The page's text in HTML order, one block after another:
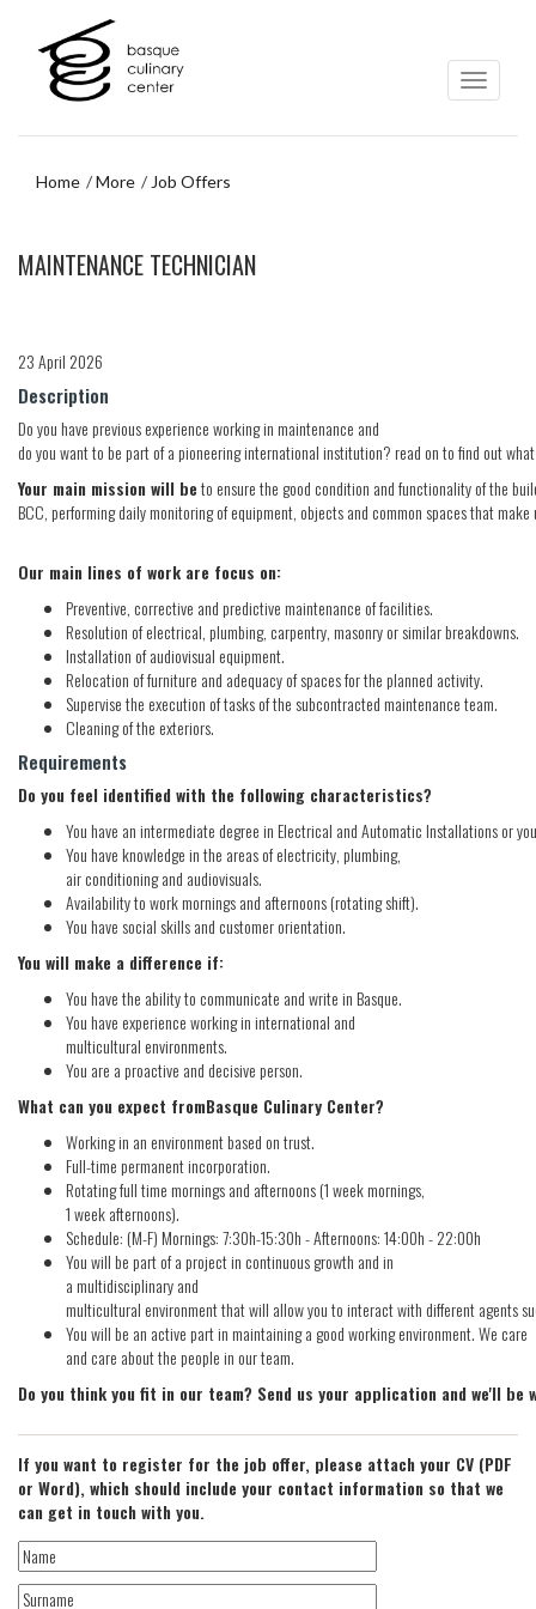
navigation
Home More Job Offers
MAINTENANCE TECHNICIAN
23 April 2026
Description
Do you have previous experience working in maintenance and
do you want to be part of a pioneering international institution? read on to find out
Your main mission will beto ensure the good condition and functionality of the
BCC, performing daily monitoring of equipment, objects and common spaces that
Our main lines of work are focus on:
Preventive, corrective and predictive maintenance of facilities.
Resolution of electrical, plumbing, carpentry, masonry or similar breakdowns.
Installation of audiovisual equipment.
Relocation of furniture and adequacy of spaces for the planned activity.
Supervise the execution of tasks of the subcontracted maintenance team.
Cleaning of the exteriors.
Requirements
Do you feel identified with the following characteristics?
You have an intermediate degree in Electrical and Automatic Installations or
You have knowledge in the areas of electricity, plumbing,
air conditioning and audiovisuals.
Availability to work mornings and afternoons (rotating shift).
You have social skills and customer orientation.
You will make a difference if:
You have the ability to communicate and write in Basque.
You have experience working in international and
multicultural environments.
You are a proactive and decisive person.
What can you expect fromBasque Culinary Center?
Working in an environment based on trust.
Full-time permanent incorporation.
Rotating full time mornings and afternoons (1 week mornings,
1 week afternoons).
Schedule: (M-F) Mornings: 7:30h-15:30h - Afternoons: 14:00h - 22:00h
You will be part of a project in continuous growth and in
a multidisciplinary and
multicultural environment that will allow you to interact with different agents
You will be an active part in maintaining a good working environment. We care
and care about the people in our team.
Do you think you fit in our team? Send us your application and we'll
If you want to register for the job offer, please attach your CV (PDF
or Word), which should include your contact information so that we
can get in touch with you.